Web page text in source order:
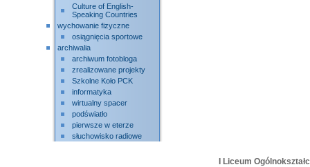
Culture of English-
Speaking Countries
wychowanie fizyczne
osiągnięcia sportowe
archiwalia
archiwum fotobloga
zrealizowane projekty
Szkolne Koło PCK
informatyka
wirtualny spacer
podświatło
pierwsze w eterze
słuchowisko radiowe
I Liceum